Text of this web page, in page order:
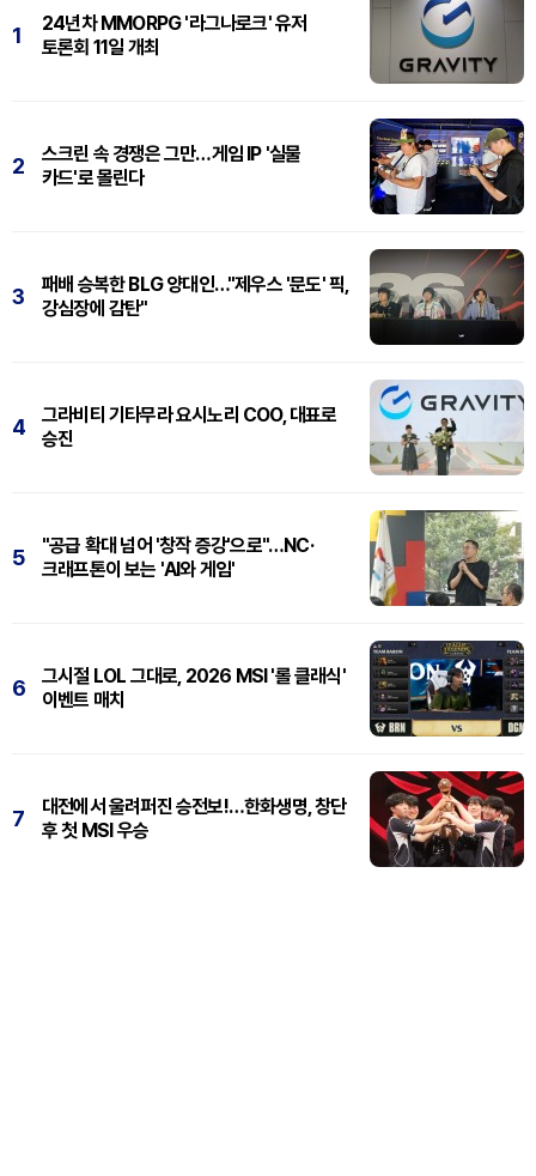
1
24년차 MMORPG '라그나로크' 유저
토론회 11일 개최
2
스크린 속 경쟁은 그만…게임 IP '실물
카드'로 몰린다
3
패배 승복한 BLG 양대인…"제우스 '문도' 픽,
강심장에 감탄"
4
그라비티 기타무라 요시노리 COO, 대표로
승진
5
"공급 확대 넘어 '창작 증강'으로"…NC·
크래프톤이 보는 'AI와 게임'
6
그시절 LOL 그대로, 2026 MSI '롤 클래식'
이벤트 매치
7
대전에서 울려퍼진 승전보!…한화생명, 창단
후 첫 MSI 우승